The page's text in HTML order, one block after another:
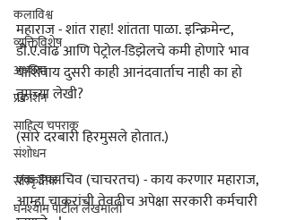
कलाविश्व
व्यक्तिविशेष
अध्यात्म
प्रकाशन
साहित्य चपराक
संशोधन
सांस्कृतिक
घनश्याम पाटील लेखमाला
महाराज - शांत राहा! शांतता पाळा. इन्क्रिमेन्ट,
डी.ए.वाढ आणि पेट्रोल-डिझेलचे कमी होणारे भाव
याशिवाय दुसरी काही आनंदवार्ताच नाही का हो
तुमच्या लेखी?
(सारे दरबारी हिरमुसले होतात.)
एक उपसचिव (चाचरतच) - काय करणार महाराज,
आम्हा चाकरांची तेवढीच अपेक्षा सरकारी कर्मचारी